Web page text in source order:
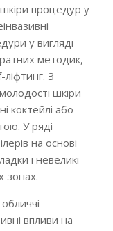
процедур у
у вигляді
методик,
З
шкіри
коктейлі або
У ряді
на основі
і невеликі
зонах.
впливи на